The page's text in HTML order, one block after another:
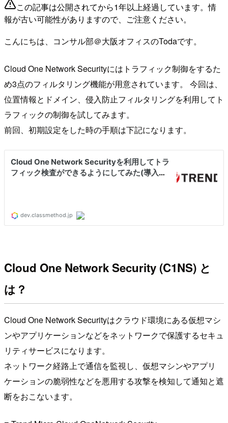
この記事は公開されてから1年以上経過しています。情
報が古い可能性がありますので、ご注意ください。
こんにちは、コンサル部＠大阪オフィスのTodaです。
Cloud One Network Securityにはトラフィック制御をするた
め3点のフィルタリング機能が用意されています。 今回は、
位置情報とドメイン、侵入防止フィルタリングを利用してト
ラフィックの制御を試してみます。
前回、初期設定をした時の手順は下記になります。
Cloud One Network Security (C1NS) と
は？
Cloud One Network Securityはクラウド環境にある仮想マシ
ンやアプリケーションなどをネットワークで保護するセキュ
リティサービスになります。
ネットワーク経路上で通信を監視し、仮想マシンやアプリ
ケーションの脆弱性などを悪用する攻撃を検知して通知と遮
断をおこないます。